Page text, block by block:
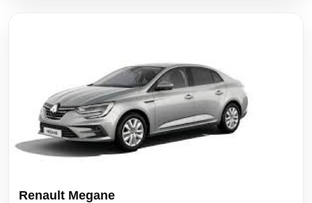
Renault Megane